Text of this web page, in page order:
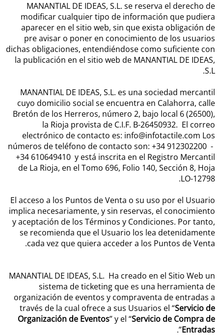
MANANTIAL DE IDEAS, S.L. se reserva el derecho de
modificar cualquier tipo de información que pudiera
aparecer en el sitio web, sin que exista obligación de
pre avisar o poner en conocimiento de los usuarios
dichas obligaciones, entendiéndose como suficiente con
la publicación en el sitio web de MANANTIAL DE IDEAS,
S.L.
MANANTIAL DE IDEAS, S.L. es una sociedad mercantil
cuyo domicilio social se encuentra en Calahorra, calle
Bretón de los Herreros, número 2, bajo local 6 (26500),
la Rioja provista de C.I.F. B-26450932. El correo
electrónico de contacto es: info@infotactile.com Los
números de teléfono de contacto son: +34 912302200 -
+34 610649410 y está inscrita en el Registro Mercantil
de La Rioja, en el Tomo 696, Folio 140, Sección 8, Hoja
LO-12798.
El acceso a los Puntos de Venta o su uso por el Usuario
implica necesariamente, y sin reservas, el conocimiento
y aceptación de los Términos y Condiciones. Por tanto,
se recomienda que el Usuario los lea detenidamente
cada vez que quiera acceder a los Puntos de Venta.
MANANTIAL DE IDEAS, S.L. Ha creado en el Sitio Web un
sistema de ticketing que es una herramienta de
organización de eventos y compraventa de entradas a
través de la cual ofrece a sus Usuarios el “Servicio de
Organización de Eventos” y el “Servicio de Compra de
Entradas
”.